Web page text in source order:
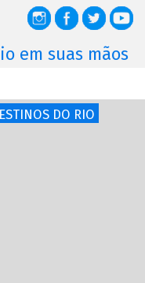
em suas mãos
DO RIO